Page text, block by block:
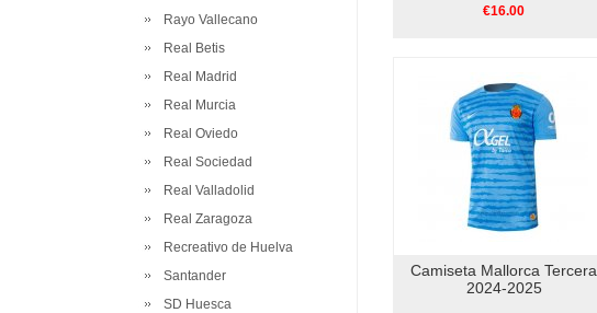
Rayo Vallecano
Real Betis
Real Madrid
Real Murcia
Real Oviedo
Real Sociedad
Real Valladolid
Real Zaragoza
Recreativo de Huelva
Santander
SD Huesca
€16.00
Camiseta Mallorca Tercera
2024-2025